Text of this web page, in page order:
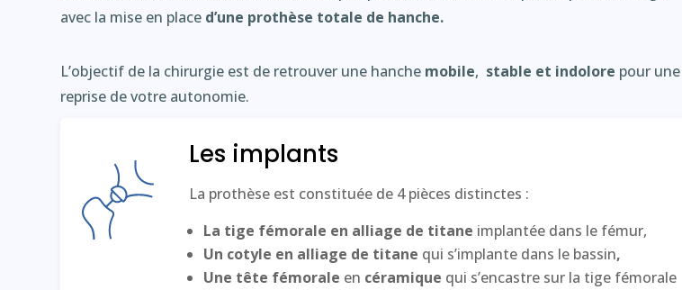
avec la mise en place d’une prothèse totale de hanche.
L’objectif de la chirurgie est de retrouver une hanche mobile, stable et indolore pour une
reprise de votre autonomie.
Les implants
La prothèse est constituée de 4 pièces distinctes :
La tige fémorale en alliage de titane implantée dans le fémur,
Un cotyle en alliage de titane qui s’implante dans le bassin,
Une tête fémorale en céramique qui s’encastre sur la tige fémorale